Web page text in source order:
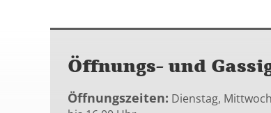
Öffnungs- und
Öffnungszeiten: Dienstag,